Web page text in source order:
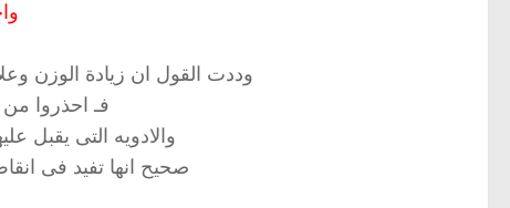
وددت القول ان زيادة الوزن
فـ احذروا من
والادويه التى يقبل
صحيح انها تفيد فى